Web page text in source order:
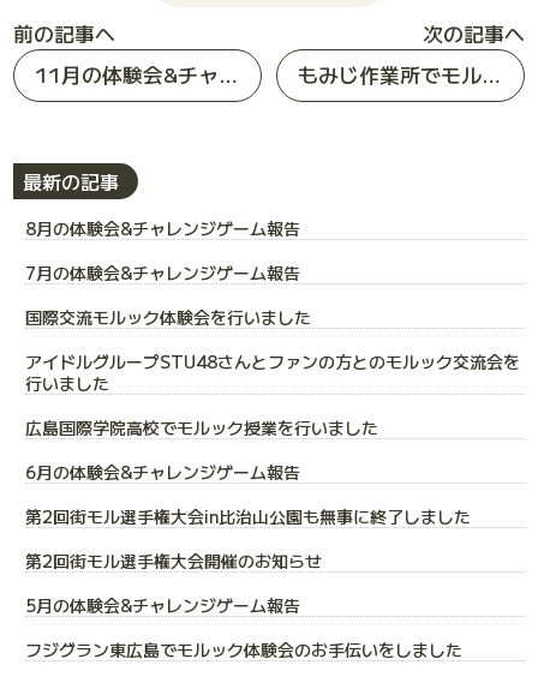
前の記事へ
11月の体験会&チャレンジゲーム報告
次の記事へ
もみじ作業所でモルック体験会をしました！
最新の記事
8月の体験会&チャレンジゲーム報告
7月の体験会&チャレンジゲーム報告
国際交流モルック体験会を行いました
アイドルグループSTU48さんとファンの方とのモルック交流会を
行いました
広島国際学院高校でモルック授業を行いました
6月の体験会&チャレンジゲーム報告
第2回街モル選手権大会in比治山公園も無事に終了しました
第2回街モル選手権大会開催のお知らせ
5月の体験会&チャレンジゲーム報告
フジグラン東広島でモルック体験会のお手伝いをしました